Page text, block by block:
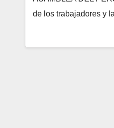
de los trabajadores y